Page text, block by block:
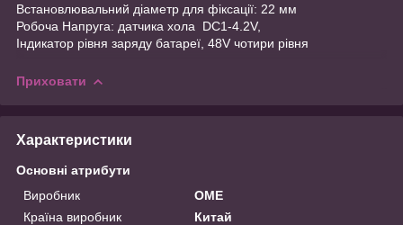
Встановлювальний діаметр для фіксації: 22 мм
Робоча Напруга: датчика хола DC1-4.2V,
Індикатор рівня заряду батареї, 48V чотири рівня
Приховати
Характеристики
Основні атрибути
Виробник
OME
Країна виробник
Китай